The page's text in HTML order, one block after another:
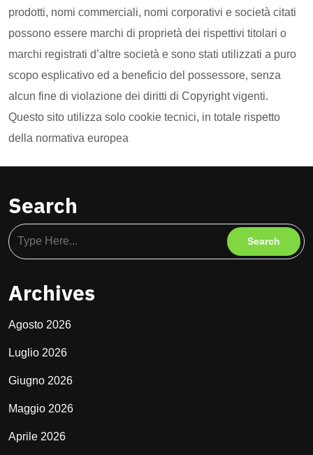
prodotti, nomi commerciali, nomi corporativi e società citati
possono essere marchi di proprietà dei rispettivi titolari o
marchi registrati d’altre società e sono stati utilizzati a puro
scopo esplicativo ed a beneficio del possessore, senza
alcun fine di violazione dei diritti di Copyright vigenti.
Questo sito utilizza solo cookie tecnici, in totale rispetto
della normativa europea
Search
Archives
Agosto 2026
Luglio 2026
Giugno 2026
Maggio 2026
Aprile 2026